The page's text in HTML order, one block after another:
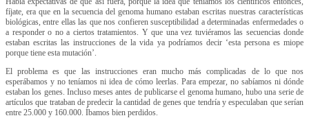
fíjate, era que en la secuencia del genoma humano estaban escritas nuestras características
biológicas, entre ellas las que nos confieren susceptibilidad a determinadas enfermedades o
a responder o no a ciertos tratamientos. Y que una vez tuviéramos las secuencias donde
estaban escritas las instrucciones de la vida ya podríamos decir ‘esta persona es miope
porque tiene esta mutación’.
El problema es que las instrucciones eran mucho más complicadas de lo que nos
esperábamos y no teníamos ni idea de cómo leerlas. Para empezar, no sabíamos ni dónde
estaban los genes. Incluso meses antes de publicarse el genoma humano, hubo una serie de
artículos que trataban de predecir la cantidad de genes que tendría y especulaban que serían
entre 25.000 y 160.000. Íbamos bien perdidos.